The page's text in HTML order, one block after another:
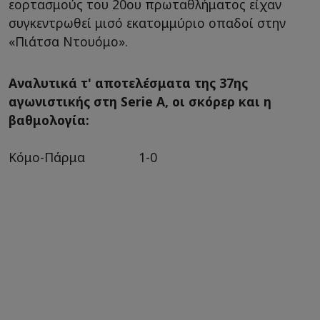
εορτασμούς του 20ου πρωταθλήματος είχαν
συγκεντρωθεί μισό εκατομμύριο οπαδοί στην
«Πιάτσα Ντουόμο».
Αναλυτικά τ' αποτελέσματα της 37ης
αγωνιστικής στη Serie A, οι σκόρερ και η
βαθμολογία:
Κόμο-Πάρμα 1-0